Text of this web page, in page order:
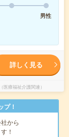
男性
詳しく見る
療福祉介護関連）
！
から
！